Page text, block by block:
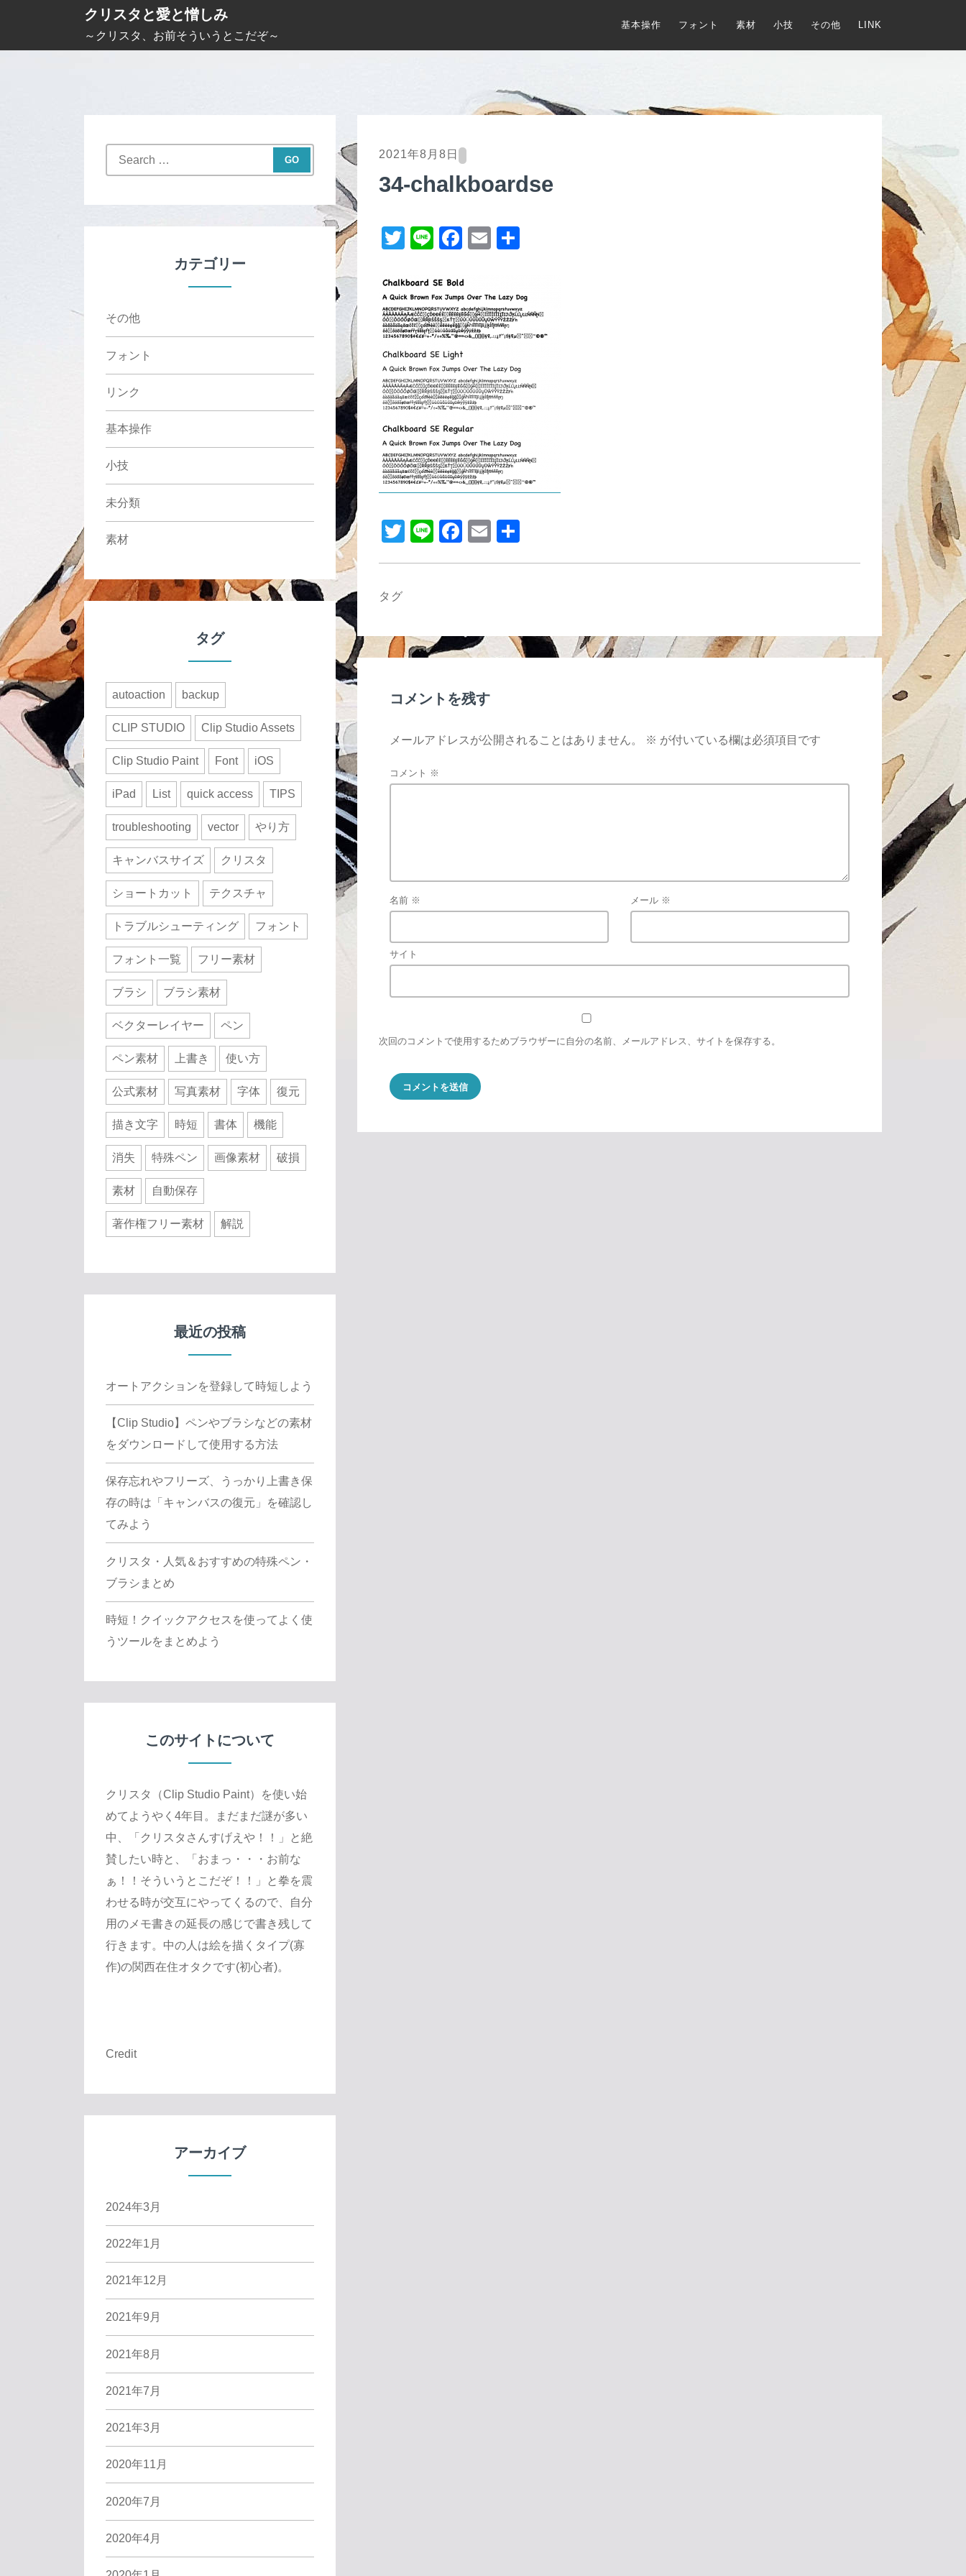
i
クリスタと愛と憎しみ
～クリスタ、お前そういうとこだぞ～
基本操作 フォント 素材 小技 その他 LINK
2021年8月8日
34-chalkboardse
T
tt
er
Li
e
F
c
e
b
o
o
k
E
T
Li
F
o
k
E
タグ
コメントを残す
メールアドレスが公開されることはありません。 ※ が付いている欄は必須項目です
コメント ※
名前 ※ メール ※
サイト
次回のコメントで使用するためブラウザーに自分の名前、メールアドレス、サイトを保存する。
カテゴリー
その他
フォント
リンク
基本操作
小技
未分類
素材
タグ
autoaction backup
CLIP STUDIO Clip Studio Assets
Clip Studio Paint Font iOS
iPad List quick access TIPS
troubleshooting vector やり方
キャンバスサイズ クリスタ
ショートカット テクスチャ
トラブルシューティング フォント
フォント一覧 フリー素材
ブラシ ブラシ素材
ベクターレイヤー ペン
ペン素材 上書き 使い方
公式素材 写真素材 字体 復元
描き文字 時短 書体 機能
消失 特殊ペン 画像素材 破損
素材 自動保存
著作権フリー素材 解説
最近の投稿
オートアクションを登録して時短しよう
【Clip Studio】ペンやブラシなどの素材
をダウンロードして使用する方法
保存忘れやフリーズ、うっかり上書き保
存の時は「キャンバスの復元」を確認し
てみよう
クリスタ・人気＆おすすめの特殊ペン・
ブラシまとめ
時短！クイックアクセスを使ってよく使
うツールをまとめよう
このサイトについて
クリスタ（Clip Studio Paint）を使い始
めてようやく4年目。まだまだ謎が多い
中、「クリスタさんすげえや！！」と絶
賛したい時と、「おまっ・・・お前な
ぁ！！そういうとこだぞ！！」と拳を震
わせる時が交互にやってくるので、自分
用のメモ書きの延長の感じで書き残して
行きます。中の人は絵を描くタイプ(寡
作)の関西在住オタクです(初心者)。
Credit
アーカイブ
2024年3月
2022年1月
2021年12月
2021年9月
2021年8月
2021年7月
2021年3月
2020年11月
2020年7月
2020年4月